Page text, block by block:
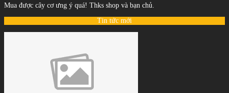
Mua được cây cơ ưng ý quá! Thks shop và bạn chủ.
Tin tức mới